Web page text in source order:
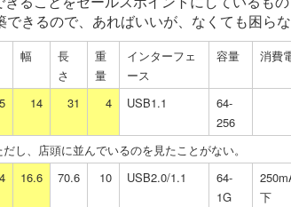
きるので、あればいいが、なくても困らな
幅
長
さ
重
量
インターフェ
ース
容量 消費
5 14 31 4 USB1.1
64-
256
し、店頭に並んでいるのを見たことがない。
16.6 70.6 10 USB2.0/1.1
64-
1G
下